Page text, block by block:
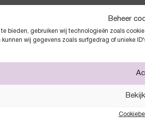
Beheer
bieden, gebruiken wij technologieën zoals
wij gegevens zoals surfgedrag of unieke